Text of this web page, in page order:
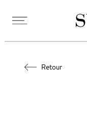
Retour